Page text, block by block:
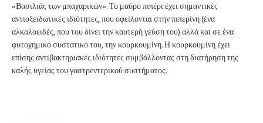
«Βασιλιάς των μπαχαρικών». Το μαύρο πιπέρι έχει σημαντικές
αντιοξειδωτικές ιδιότητες, που οφείλονται στην πιπερίνη (ένα
αλκαλοειδές, που του δίνει την καυτερή γεύση του) αλλά και σε ένα
φυτοχημικό συστατικό του, την κουρκουμίνη. Η κουρκουμίνη έχει
επίσης αντιβακτηριακές ιδιότητες συμβάλλοντας στη διατήρηση της
καλής υγείας του γαστρεντερικού συστήματος.